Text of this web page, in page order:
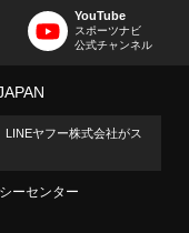
YouTube
スポーツナビ
公式チャンネル
LINEヤフー株式会社がス
ーセンター